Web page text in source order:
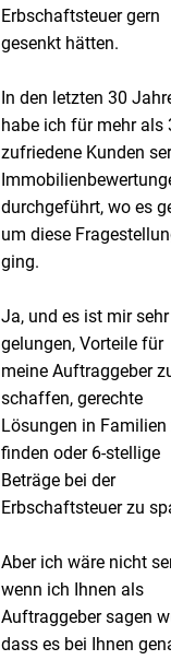
Erbschaftsteuer gern
gesenkt hätten.
In den letzten 30
habe ich für mehr als
zufriedene Kunden
durchgeführt, wo es
um diese
ging.
Ja, und es ist mir
gelungen, Vorteile für
meine Auftraggeber
schaffen, gerechte
Lösungen in Familien
finden oder 6-stellige
Beträge bei der
Erbschaftsteuer zu
Aber ich wäre nicht
wenn ich Ihnen als
Auftraggeber sagen
dass es bei Ihnen